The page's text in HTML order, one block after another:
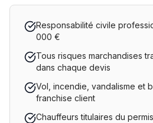
Responsabilité civile
000 €
Tous risques marchandises
dans chaque devis
Vol, incendie, vandalisme et
franchise client
Chauffeurs titulaires du